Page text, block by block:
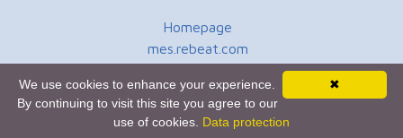
Homepage
mes.rebeat.com
Terms of Use
Newsletter
✖
We use cookies to enhance your experience.
By continuing to visit this site you agree to our
use of cookies. Data protection